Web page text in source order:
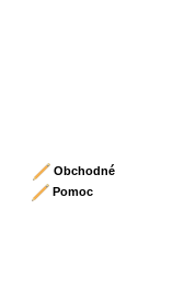
Obchodné
Pomoc